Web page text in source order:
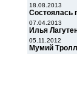
18.08.2013
Состоялась
07.04.2013
Илья
05.11.2012
Мумий